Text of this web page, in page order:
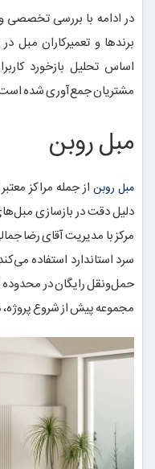
در ادامه با بررسی تخصصی
برندها و تعمیرکاران مبل
اساس تحلیل بازخورد
مشتریان جمع‌آوری شده
مبل روبن
مبل روبن از جمله مراکز
دلیل دقت در بازسازی
مرکز با مدیریت آقای رضا
سرد استاندارد استفاده
حمل‌ونقل رایگان در
مجموعه پیش از شروع